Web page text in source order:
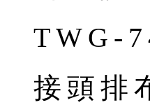
TWG-
接頭排